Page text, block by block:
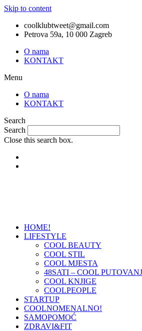
Skip to content
coolklubtweet@gmail.com
Petrova 59a, 10 000 Zagreb
O nama
KONTAKT
Menu
O nama
KONTAKT
Search
Search
Close this search box.
HOME!
LIFESTYLE
COOL BEAUTY
COOL STIL
COOL MJESTA
48SATI – COOL
COOL KNJIGE
COOLPEOPLE
STARTUP
COOLNOMENALNO!
SAMOPOMOĆ
ZDRAVI&FIT